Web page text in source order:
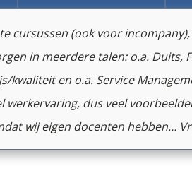
cursussen (ook voor
in meerdere talen: o.a. Duits,
kwaliteit en o.a. Service
werkervaring, dus veel
wij eigen docenten hebben…